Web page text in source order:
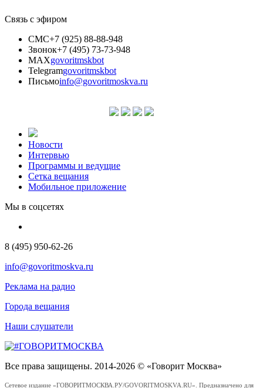
Связь с эфиром
СМС+7 (925) 88-88-948
Звонок+7 (495) 73-73-948
MAXgovoritmskbot
Telegramgovoritmskbot
Письмоinfo@govoritmoskva.ru
Новости
Интервью
Программы и ведущие
Сетка вещания
Мобильное приложение
Мы в соцсетях
8 (495) 950-62-26
info@govoritmoskva.ru
Реклама на радио
Города вещания
Наши слушатели
Все права защищены. 2014-2026 © «Говорит Москва»
Сетевое издание «ГОВОРИТМОСКВА.РУ/GOVORITMOSKVA.RU». Предназначено для